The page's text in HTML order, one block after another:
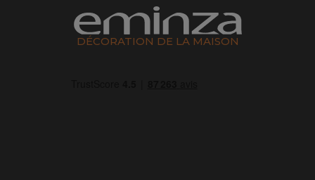
DÉCORATION DE LA MAISON